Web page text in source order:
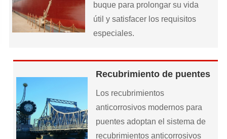
buque para prolongar su vida
útil y satisfacer los requisitos
especiales.
Recubrimiento de puentes
Los recubrimientos
anticorrosivos modernos para
puentes adoptan el sistema de
recubrimientos anticorrosivos